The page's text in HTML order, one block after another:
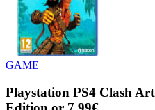
GAME
Playstation PS4 Clash